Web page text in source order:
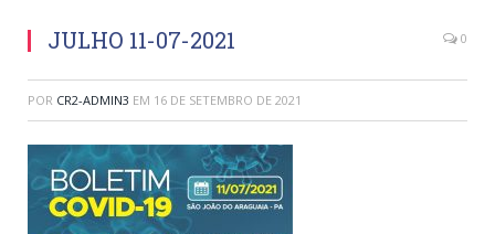
JULHO 11-07-2021 0
POR CR2-ADMIN3 EM 16 DE SETEMBRO DE 2021